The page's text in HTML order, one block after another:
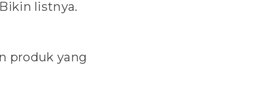
listnya.
produk yang